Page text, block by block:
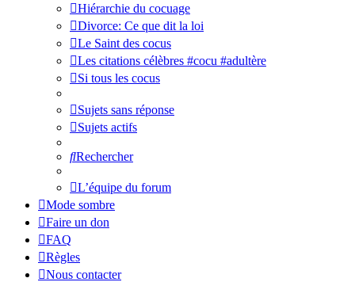
Hiérarchie du cocuage
Divorce: Ce que dit la loi
Le Saint des cocus
Les citations célèbres #cocu #adultère
Si tous les cocus
Sujets sans réponse
Sujets actifs
Rechercher
L’équipe du forum
Mode sombre
Faire un don
FAQ
Règles
Nous contacter